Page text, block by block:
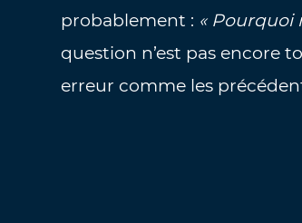
probablement : « Pourquoi
question n’est pas encore
erreur comme les